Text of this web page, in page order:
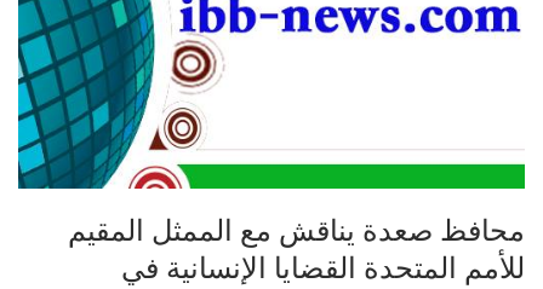
محافظ صعدة يناقش مع الممثل المقيم
للأمم المتحدة القضايا الإنسانية في